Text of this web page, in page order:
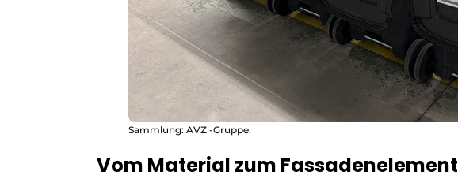
Sammlung: AVZ -Gruppe.
Vom Material zum Fassadenelement